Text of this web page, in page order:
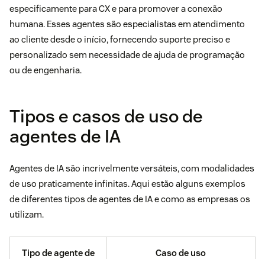
especificamente para CX e para promover a conexão
humana. Esses agentes são especialistas em atendimento
ao cliente desde o início, fornecendo suporte preciso e
personalizado sem necessidade de ajuda de programação
ou de engenharia.
Tipos e casos de uso de
agentes de IA
Agentes de IA são incrivelmente versáteis, com modalidades
de uso praticamente infinitas. Aqui estão alguns exemplos
de diferentes tipos de agentes de IA e como as empresas os
utilizam.
Tipo de agente de
Caso de uso